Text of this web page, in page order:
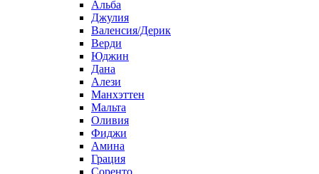
Альба
Джулия
Валенсия/Дерик
Верди
Юджин
Дана
Алези
Манхэттен
Мальта
Оливия
Фиджи
Амина
Грация
Соренто